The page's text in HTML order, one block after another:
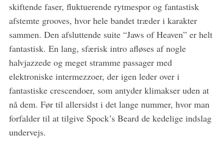
skiftende faser, fluktuerende rytmespor og fantastisk
afstemte grooves, hvor hele bandet træder i karakter
sammen. Den afsluttende suite “Jaws of Heaven” er helt
fantastisk. En lang, sfærisk intro afløses af nogle
halvjazzede og meget stramme passager med
elektroniske intermezzoer, der igen leder over i
fantastiske crescendoer, som antyder klimakser uden at
nå dem. Før til allersidst i det lange nummer, hvor man
forfalder til at tilgive Spock’s Beard de kedelige indslag
undervejs.